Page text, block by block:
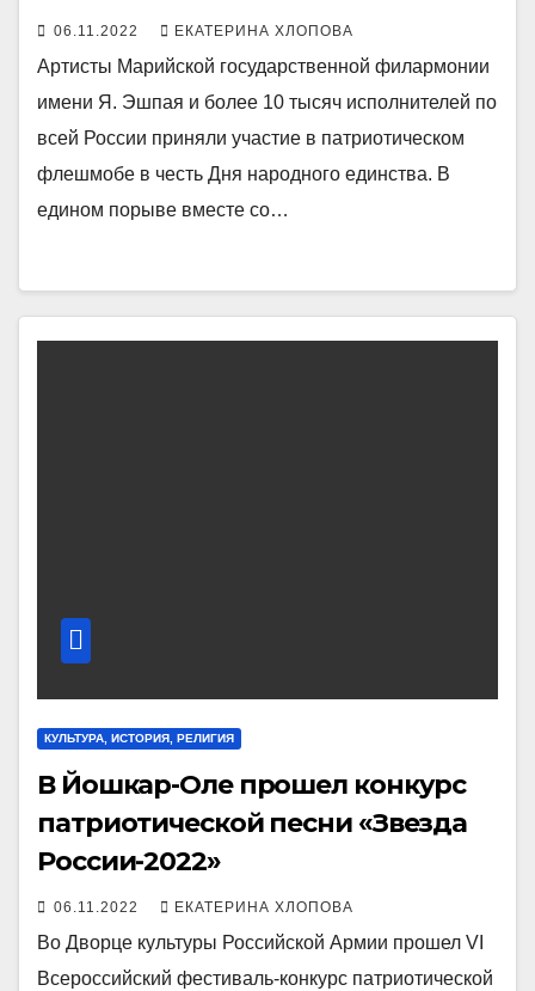
06.11.2022 ЕКАТЕРИНА ХЛОПОВА
Артисты Марийской государственной филармонии
имени Я. Эшпая и более 10 тысяч исполнителей по
всей России приняли участие в патриотическом
флешмобе в честь Дня народного единства. В
едином порыве вместе со…
КУЛЬТУРА, ИСТОРИЯ, РЕЛИГИЯ
В Йошкар-Оле прошел конкурс
патриотической песни «Звезда
России-2022»
06.11.2022 ЕКАТЕРИНА ХЛОПОВА
Во Дворце культуры Российской Армии прошел VI
Всероссийский фестиваль-конкурс патриотической